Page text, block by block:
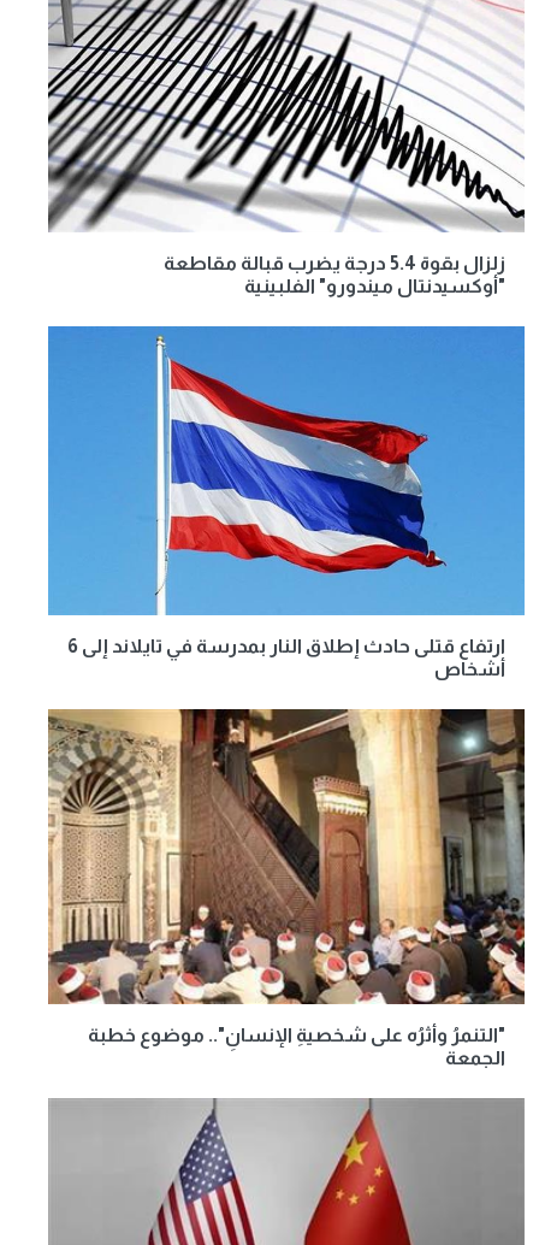
زلزال بقوة 5.4 درجة يضرب قبالة مقاطعة
"أوكسيدنتال ميندورو" الفلبينية
ارتفاع قتلى حادث إطلاق النار بمدرسة في تايلاند إلى 6
أشخاص
"التنمرُ وأثرُه على شخصيةِ الإنسانِ".. موضوع خطبة
الجمعة